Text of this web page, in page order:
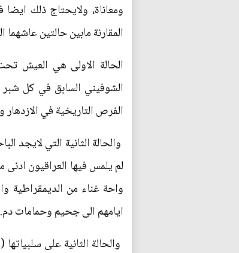
ومعاناة، ولايحتاج ذلك
المقارنة مابين حالتين
الحالة الاولى هي العيش
الشوفيني السابق في كل
الفرص التاريخية في الازدهار
والحالة الثانية التي لايجد
لم يلمس فيها العراقيون
ايامهم الى جحيم وحمامات دم.